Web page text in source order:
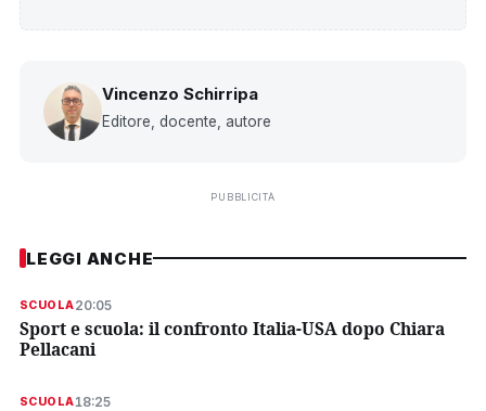
Vincenzo Schirripa
Editore, docente, autore
PUBBLICITÀ
LEGGI ANCHE
SCUOLA20:05
Sport e scuola: il confronto Italia-USA dopo Chiara
Pellacani
SCUOLA18:25